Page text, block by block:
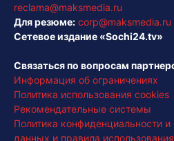
reclama@maksmedia.ru
Для резюме: corp@maksmedia.ru
Сетевое издание «Sochi24.tv»
Связаться по вопросам
Информация об ограничениях
Политика использования cookies
Рекомендательные системы
Политика конфиденциальности
данных и правила